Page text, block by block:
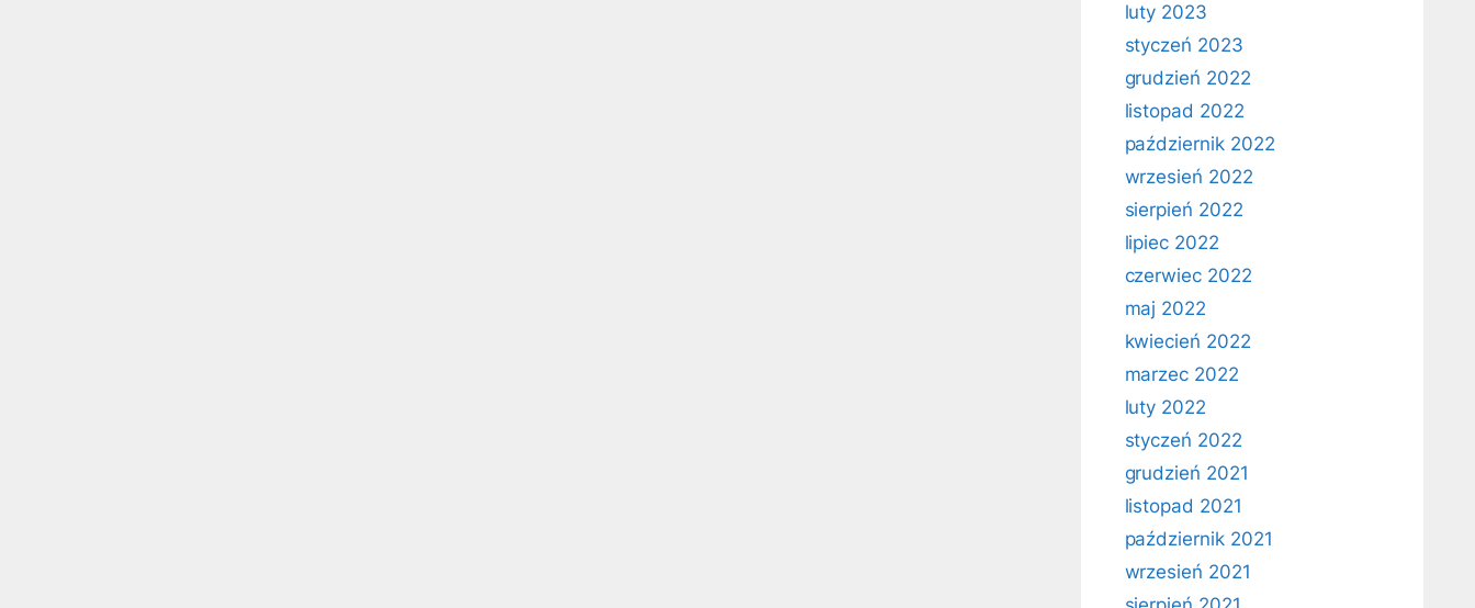
luty 2023
styczeń 2023
grudzień 2022
listopad 2022
październik 2022
wrzesień 2022
sierpień 2022
lipiec 2022
czerwiec 2022
maj 2022
kwiecień 2022
marzec 2022
luty 2022
styczeń 2022
grudzień 2021
listopad 2021
październik 2021
wrzesień 2021